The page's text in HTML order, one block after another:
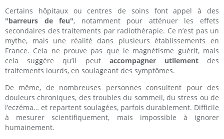
Certains hôpitaux ou centres de soins font appel à des
"barreurs de feu", notamment pour atténuer les effets
secondaires des traitements par radiothérapie. Ce n’est pas un
mythe, mais une réalité dans plusieurs établissements en
France. Cela ne prouve pas que le magnétisme guérit, mais
cela suggère qu’il peut accompagner utilementdes
traitements lourds, en soulageant des symptômes.
De même, de nombreuses personnes consultent pour des
douleurs chroniques, des troubles du sommeil, du stress ou de
l’eczéma… et repartent soulagées, parfois durablement. Difficile
à mesurer scientifiquement, mais impossible à ignorer
humainement.